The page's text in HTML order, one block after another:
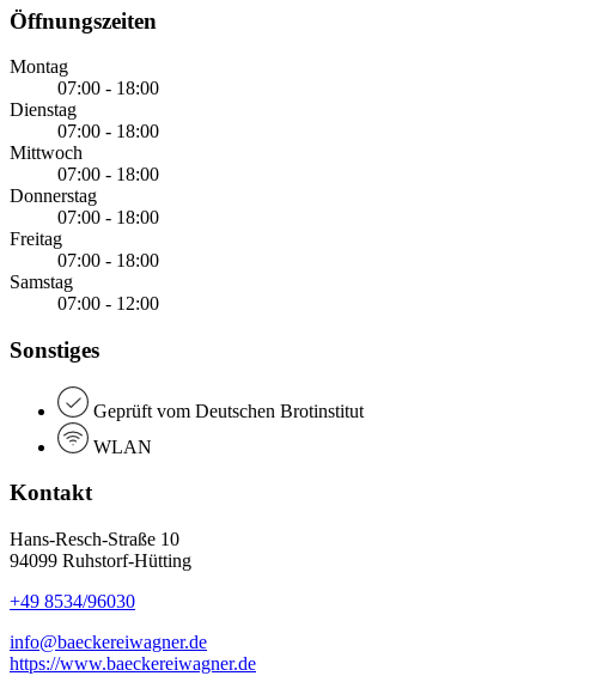
Öffnungszeiten
Montag
07:00 - 18:00
Dienstag
07:00 - 18:00
Mittwoch
07:00 - 18:00
Donnerstag
07:00 - 18:00
Freitag
07:00 - 18:00
Samstag
07:00 - 12:00
Sonstiges
Geprüft vom Deutschen Brotinstitut
WLAN
Kontakt
Hans-Resch-Straße 10
94099 Ruhstorf-Hütting
+49 8534/96030
info@baeckereiwagner.de
https://www.baeckereiwagner.de